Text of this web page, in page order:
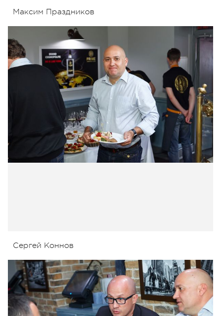
Максим Праздников
Сергей Коннов